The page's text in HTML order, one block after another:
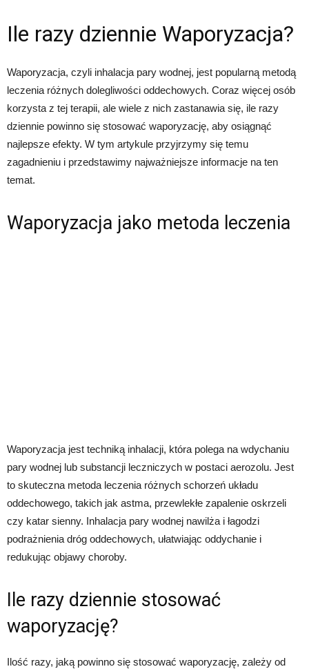
Ile razy dziennie Waporyzacja?
Waporyzacja, czyli inhalacja pary wodnej, jest popularną metodą
leczenia różnych dolegliwości oddechowych. Coraz więcej osób
korzysta z tej terapii, ale wiele z nich zastanawia się, ile razy
dziennie powinno się stosować waporyzację, aby osiągnąć
najlepsze efekty. W tym artykule przyjrzymy się temu
zagadnieniu i przedstawimy najważniejsze informacje na ten
temat.
Waporyzacja jako metoda leczenia
Waporyzacja jest techniką inhalacji, która polega na wdychaniu
pary wodnej lub substancji leczniczych w postaci aerozolu. Jest
to skuteczna metoda leczenia różnych schorzeń układu
oddechowego, takich jak astma, przewlekłe zapalenie oskrzeli
czy katar sienny. Inhalacja pary wodnej nawilża i łagodzi
podrażnienia dróg oddechowych, ułatwiając oddychanie i
redukując objawy choroby.
Ile razy dziennie stosować
waporyzację?
Ilość razy, jaką powinno się stosować waporyzację, zależy od